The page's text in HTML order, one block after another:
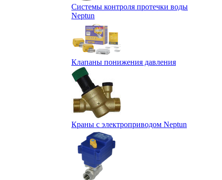
Системы контроля протечки воды
Neptun
Клапаны понижения давления
Краны с электроприводом Neptun